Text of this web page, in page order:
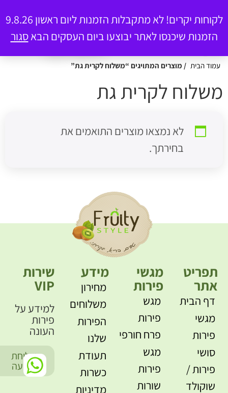
לקוחות יקרים! לא מתקבלות הזמנות ליום ראשון 9.8.26
הזמנות שיכנסו לאתר יבוצעו ביום העסקים הבאסגור 0
עמוד הבית / מוצרים המתויגים “משלוח לקרית גת”
לקרית גת
לא נמצאו מוצרים התואמים את
בחירתך.
תפריט
אתר
דף הבית
מגשי
פירות
סושי
פירות /
שוקולד
מגשי
פירות
מגש
פירות
פרח חורפי
מגש
פירות
שורות
מידע
מחירון
משלוחים
הפירות
שלנו
תעודת
כשרות
מדיניות
שירות
VIP
למידע על
פירות
העונה
שליחת
הודעה